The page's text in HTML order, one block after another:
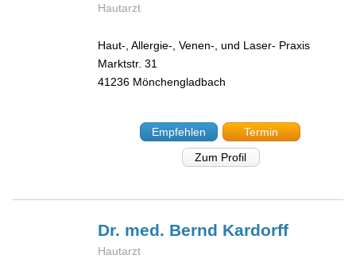
Hautarzt
Haut-, Allergie-, Venen-, und Laser- Praxis
Marktstr. 31
41236 Mönchengladbach
Empfehlen
Termin
Zum Profil
Dr. med. Bernd Kardorff
Hautarzt